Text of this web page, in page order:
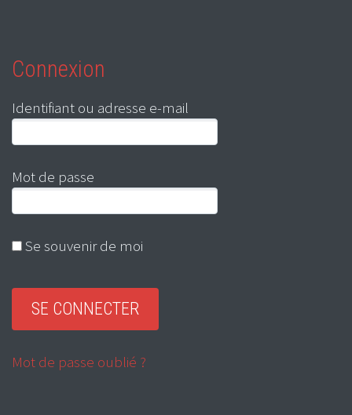
Connexion
Identifiant ou adresse e-mail
Mot de passe
Se souvenir de moi
Mot de passe oublié ?